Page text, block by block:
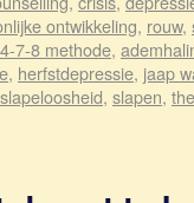
ontwikkeling, rouw,
4-7-8 methode,
, herfstdepressie, jaap
slapeloosheid, slapen,